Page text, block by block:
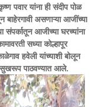
पवार यांना ही संदीप पोळ
असणाऱ्या आजींच्या
संपर्कातून आजीच्या घरच्यांना
सध्या कोल्हापूर
हवेली यांच्याशी बोलून
सुखरूप पाठवण्यात आले.